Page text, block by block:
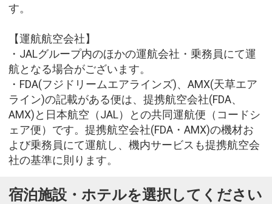
す。
【運航航空会社】
・JALグループ内のほかの運航会社・乗務員にて運
航となる場合がございます。
・FDA(フジドリームエアラインズ)、AMX(天草エア
ライン)の記載がある便は、提携航空会社(FDA、
AMX)と日本航空（JAL）との共同運航便（コードシ
ェア便）です。提携航空会社(FDA・AMX)の機材お
よび乗務員にて運航し、機内サービスも提携航空会
社の基準に則ります。
宿泊施設・ホテルを選択してください